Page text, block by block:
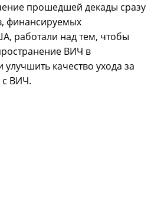
прошедшей декады сразу
финансируемых
работали над тем, чтобы
ВИЧ в
качество ухода за
ВИЧ.